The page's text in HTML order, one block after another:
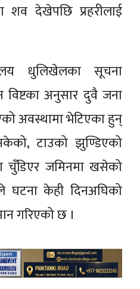
शव देखेपछि प्रहरीलाई
धुलिखेलका सूचना
विष्टका अनुसार दुवै जना
अवस्थामा भेटिएका हुन्
टाउको झुण्डिएको
चुँडिएर जमिनमा खसेको
घटना केही दिनअघिको
गरिएको छ ।